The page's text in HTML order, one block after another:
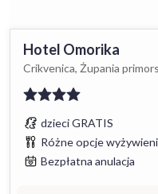
Hotel Omorika
Crikvenica, Żupania
dzieci GRATIS
Różne opcje
Bezpłatna anulacja